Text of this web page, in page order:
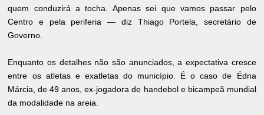
quem conduzirá a tocha. Apenas sei que vamos passar pelo
Centro e pela periferia — diz Thiago Portela, secretário de
Governo.
Enquanto os detalhes não são anunciados, a expectativa cresce
entre os atletas e exatletas do município. É o caso de Édna
Márcia, de 49 anos, ex-jogadora de handebol e bicampeã mundial
da modalidade na areia.